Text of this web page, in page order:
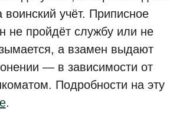
учёт. Приписное
не пройдёт службу или не
а взамен выдают
— в зависимости от
Подробности на эту
.